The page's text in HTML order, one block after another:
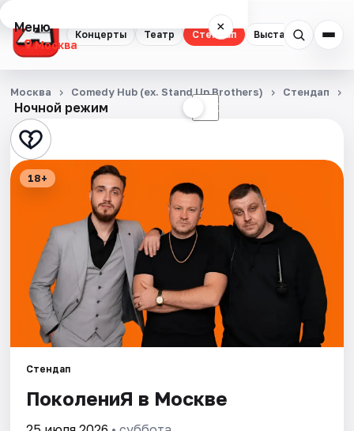
Концерты Театр Стендап Выставки
Меню ×
Москва
Концерты
Театр
Стендап
Квесты
Экскурсии
Спорт
События
Города
Ночной режим ☾
Москва Comedy Hub (ex. Stand Up Brothers) Стендап
18+
Стендап
ПоколениЯ в Москве